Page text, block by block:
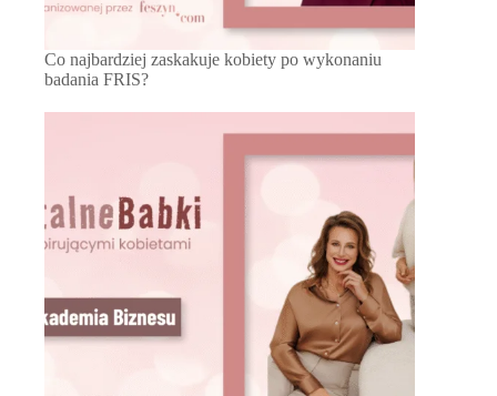
Co najbardziej zaskakuje kobiety po wykonaniu
badania FRIS?